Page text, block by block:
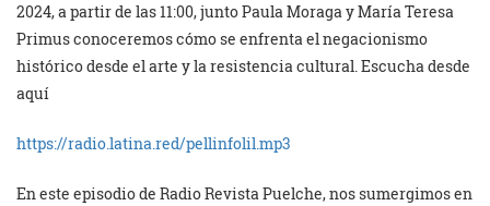
2024, a partir de las 11:00, junto Paula Moraga y María Teresa
Primus conoceremos cómo se enfrenta el negacionismo
histórico desde el arte y la resistencia cultural. Escucha desde
aquí
https://radio.latina.red/pellinfolil.mp3
En este episodio de Radio Revista Puelche, nos sumergimos en